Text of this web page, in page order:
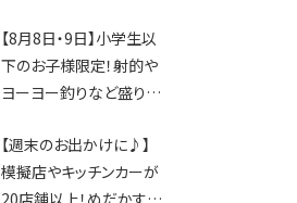
レーンゲームで青果や日
用品までゲットできる新
スポット！
【8月8日・9日】小学生以
下のお子様限定！射的や
ヨーヨー釣りなど盛りだ
ちびっこ縁日開催♪【モリ
ーブ】
【週末のお出かけに♪】
模擬店やキッチンカーが